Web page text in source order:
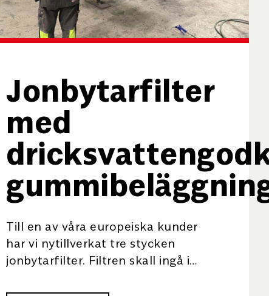
Jonbytarfilter
med
Till en av våra europeiska kunder
har vi nytillverkat tre stycken
jonbytarfilter. Filtren skall ingå i